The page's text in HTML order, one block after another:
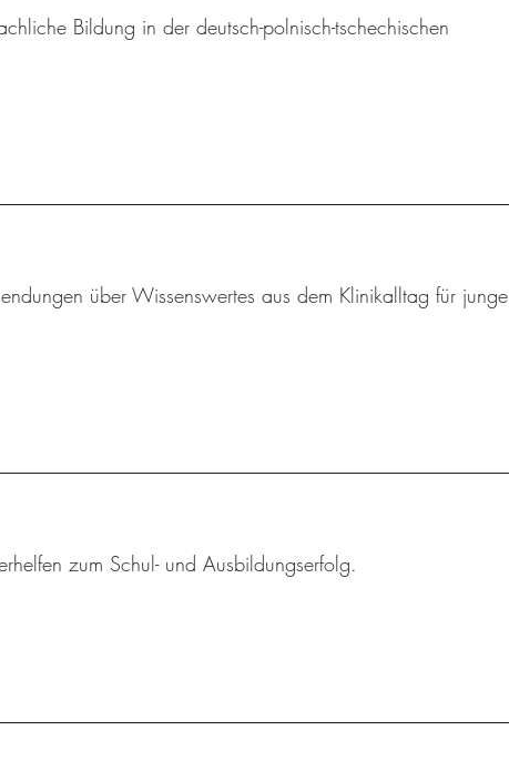
Bildung in der deutsch-polnisch-tschechischen
über Wissenswertes aus dem Klinikalltag für junge
zum Schul- und Ausbildungserfolg.